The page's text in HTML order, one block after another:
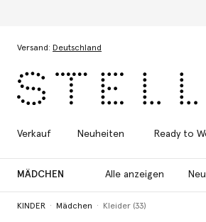
Versand: Deutschland
Verkauf Neuheiten Ready to
MÄDCHEN Alle anzeigen
KINDER Mädchen Kleider (33)